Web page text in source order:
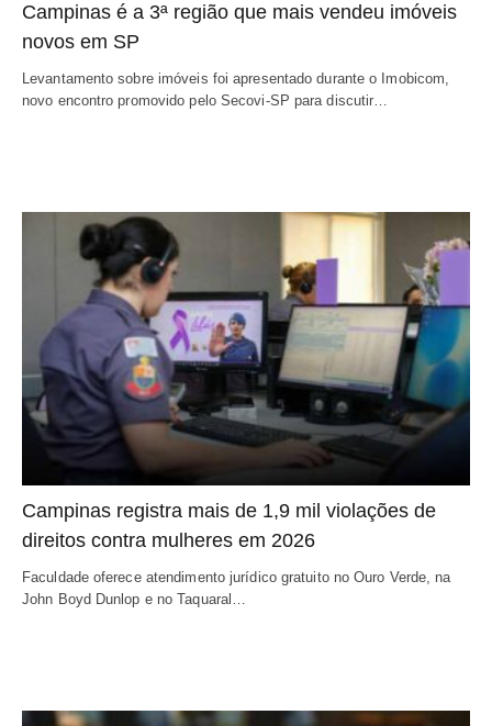
Campinas é a 3ª região que mais vendeu imóveis
novos em SP
Levantamento sobre imóveis foi apresentado durante o Imobicom,
novo encontro promovido pelo Secovi-SP para discutir…
Campinas registra mais de 1,9 mil violações de
direitos contra mulheres em 2026
Faculdade oferece atendimento jurídico gratuito no Ouro Verde, na
John Boyd Dunlop e no Taquaral…